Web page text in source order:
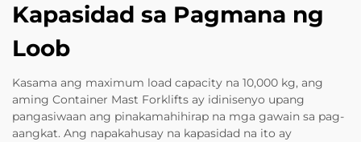
Kapasidad sa Pagmana ng
Loob
Kasama ang maximum load capacity na 10,000 kg, ang
aming Container Mast Forklifts ay idinisenyo upang
pangasiwaan ang pinakamahihirap na mga gawain sa pag-
aangkat. Ang napakahusay na kapasidad na ito ay